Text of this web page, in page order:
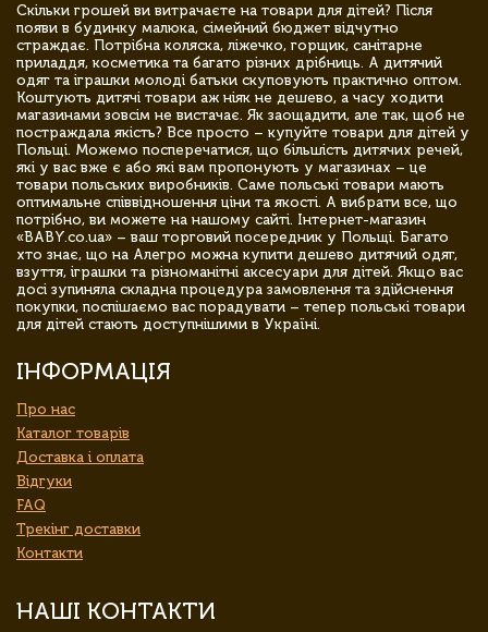
Скільки грошей ви витрачаєте на товари для дітей? Після
появи в будинку малюка, сімейний бюджет відчутно
страждає. Потрібна коляска, ліжечко, горщик, санітарне
приладдя, косметика та багато різних дрібниць. А дитячий
одяг та іграшки молоді батьки скуповують практично оптом.
Коштують дитячі товари аж ніяк не дешево, а часу ходити
магазинами зовсім не вистачає. Як заощадити, але так, щоб не
постраждала якість? Все просто – купуйте товари для дітей у
Польщі. Можемо посперечатися, що більшість дитячих речей,
які у вас вже є або які вам пропонують у магазинах – це
товари польських виробників. Саме польські товари мають
оптимальне співвідношення ціни та якості. А вибрати все, що
потрібно, ви можете на нашому сайті. Інтернет-магазин
«BABY.co.ua» – ваш торговий посередник у Польщі. Багато
хто знає, що на Алегро можна купити дешево дитячий одяг,
взуття, іграшки та різноманітні аксесуари для дітей. Якщо вас
досі зупиняла складна процедура замовлення та здійснення
покупки, поспішаємо вас порадувати – тепер польські товари
для дітей стають доступнішими в Україні.
ІНФОРМАЦІЯ
Про нас
Каталог товарів
Доставка і оплата
Відгуки
FAQ
Трекінг доставки
Контакти
НАШІ КОНТАКТИ